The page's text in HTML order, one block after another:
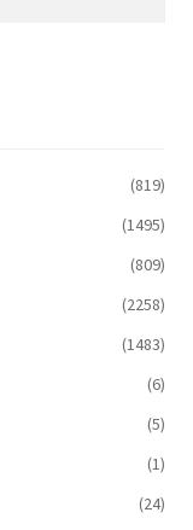
(819)
(1495)
(809)
(2258)
(1483)
(6)
(5)
(1)
(24)